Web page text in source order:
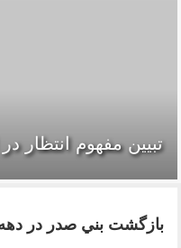
تبیین مفهوم انتظار
بازگشت بني صدر در